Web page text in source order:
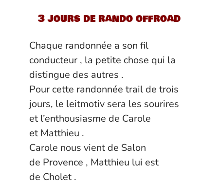
3 jours de rando offroad
Chaque randonnée a son fil
conducteur , la petite chose qui la
distingue des autres .
Pour cette randonnée trail de trois
jours, le leitmotiv sera les sourires
et l’enthousiasme de Carole
et Matthieu .
Carole nous vient de Salon
de Provence , Matthieu lui est
de Cholet .